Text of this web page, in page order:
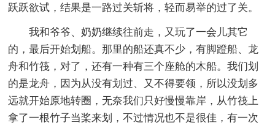
跃跃欲试，结果是一路过关斩将，轻而易举的过了关。
我和爷爷、奶奶继续往前走，又玩了一会儿其它
的，最后开始划船。那里的船还真不少，有脚蹬船、龙
舟和竹筏，对了，还有一种有三个座舱的木船。我们划
的是龙舟，因为从没有划过、又不得要领，所以没划多
远就开始原地转圈，无奈我们只好慢慢靠岸，从竹筏上
拿了一根竹子当桨来划，不过情况也不是很佳，有一次